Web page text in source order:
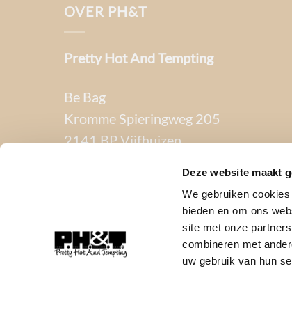
Deze website maakt
We gebruiken
bieden en om ons
site met onze
combineren met
uw gebruik van hun
OVER PH&T
Pretty Hot And Tempting
Be Bag
Kromme Spieringweg 205
2141 BP Vijfhuizen
BTW. NL002080714B79
T: 06-22288833